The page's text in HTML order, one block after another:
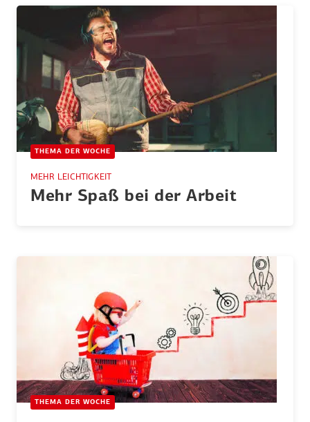
THEMA DER WOCHE
MEHR LEICHTIGKEIT
Mehr Spaß bei der Arbeit
THEMA DER WOCHE